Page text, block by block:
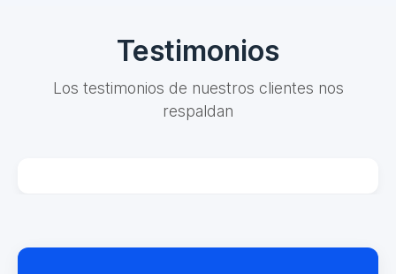
Testimonios
Los testimonios de nuestros clientes nos
respaldan